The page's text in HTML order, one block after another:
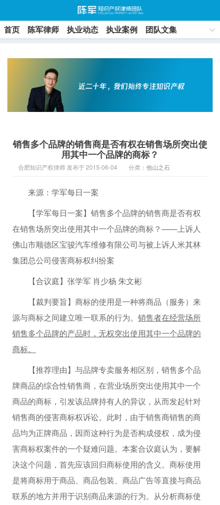
首页 陈军律师 执业动态 执业案例
团队文集
销售多个品牌的销售商是否有权在销售场所突出使
用其中一个品牌的商标？
合肥知识产权律师 发布于 2015-06-04 分类： 他山之石
来源：学军每日一案
【学军每日一案】销售多个品牌的销售商是否有权
在销售场所突出使用其中一个品牌的商标？——上诉人
佛山市顺德区宝骏汽车维修有限公司与被上诉人米其林
集团总公司侵害商标权纠纷案
【合议庭】张学军 肖少杨 朱文彬
【裁判要旨】商标的使用是一种将商品（服务）来
源与商标之间建立唯一联系的行为。 销售者在经营场所
销售多个品牌的产品时，无权突出使用其中一个品牌的
商标。
【推荐理由】与品牌专卖服务相区别，销售多个品
牌商品的综合性销售商，在营业场所突出使用其中一个
商品的商标，引发该品牌持有人的异议，从而发起针对
销售商的侵害商标权诉讼。此时，由于销售商销售的商
品均为正牌商品，因而这种行为是否构成侵权，成为侵
害商标权案件的一个疑难问题。本案合议庭认为，要解
决这个问题，首先应该回归商标使用的含义。商标使用
是将商标用于商品、商品包装、商品广告等直接与商品
联系的地方并用于识别商品来源的行为。从分析商标使